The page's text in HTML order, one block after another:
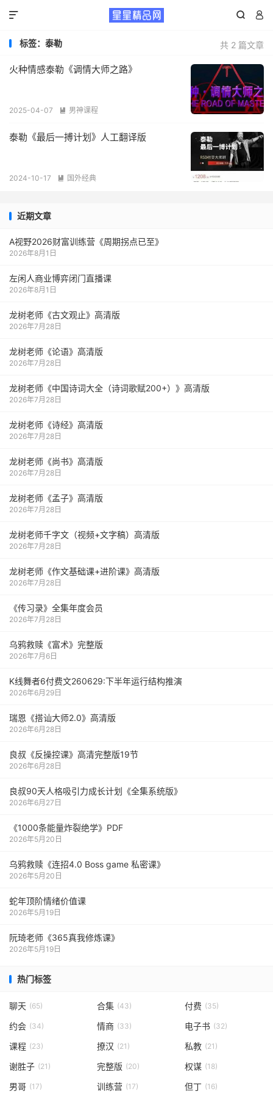
 

共 2 篇文章
标签：泰勒
火种情感泰勒《调情大师之路》
2025-04-07  男神课程
泰勒《最后一搏计划》人工翻译版
2024-10-17  国外经典
近期文章
A视野2026财富训练营《周期拐点已至》
2026年8月1日
左闲人商业博弈闭门直播课
2026年8月1日
龙树老师《古文观止》高清版
2026年7月28日
龙树老师《论语》高清版
2026年7月28日
龙树老师《中国诗词大全（诗词歌赋200+）》高清版
2026年7月28日
龙树老师《诗经》高清版
2026年7月28日
龙树老师《尚书》高清版
2026年7月28日
龙树老师《孟子》高清版
2026年7月28日
龙树老师千字文（视频+文字稿）高清版
2026年7月28日
龙树老师《作文基础课+进阶课》高清版
2026年7月28日
《传习录》全集年度会员
2026年7月28日
乌鸦救赎《富术》完整版
2026年7月6日
K线舞者6付费文260629:下半年运行结构推演
2026年6月29日
瑞恩《搭讪大师2.0》高清版
2026年6月28日
良叔《反操控课》高清完整版19节
2026年6月28日
良叔90天人格吸引力成长计划《全集系统版》
2026年6月27日
《1000‮能条‬‎量‮裂炸‬‎绝学》PDF
2026年5月20日
乌鸦救赎《连招4.0 Boss game 私密课》
2026年5月20日
蛇年顶阶情绪价值课
2026年5月19日
阮琦老师《365真我修炼课》
2026年5月19日
热门标签
聊天 (65) 合集 (43) 付费 (35)
约会 (34) 情商 (33) 电子书 (32)
课程 (23) 撩汉 (21) 私教 (21)
谢胜子 (21) 完整版 (20) 权谋 (18)
男哥 (17) 训练营 (17) 但丁 (16)